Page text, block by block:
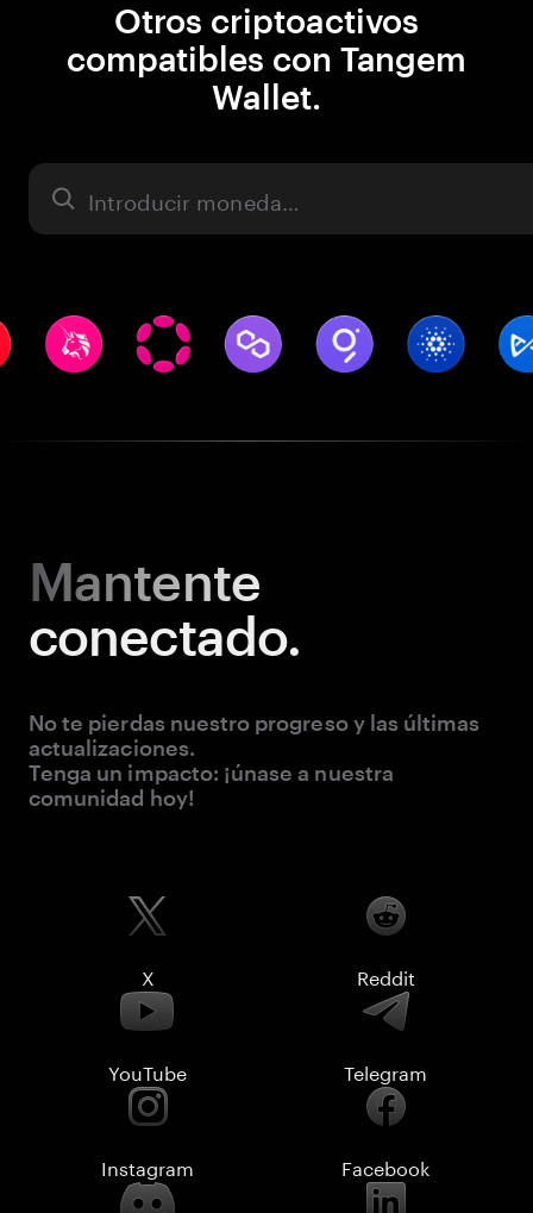
Otros criptoactivos
compatibles con Tangem
Wallet.
Activo
Mantente
conectado.
No te pierdas nuestro progreso y las últimas
actualizaciones.
Tenga un impacto: ¡únase a nuestra
comunidad hoy!
X Reddit
YouTube Telegram
Instagram Facebook